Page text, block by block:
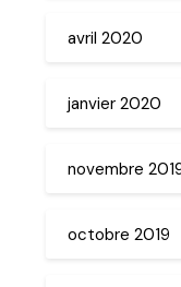
avril 2020
janvier 2020
novembre
octobre 2019